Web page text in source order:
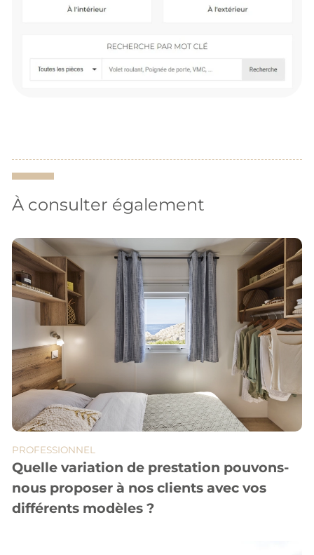
À consulter également
PROFESSIONNEL
Quelle variation de prestation pouvons-
nous proposer à nos clients avec vos
différents modèles ?